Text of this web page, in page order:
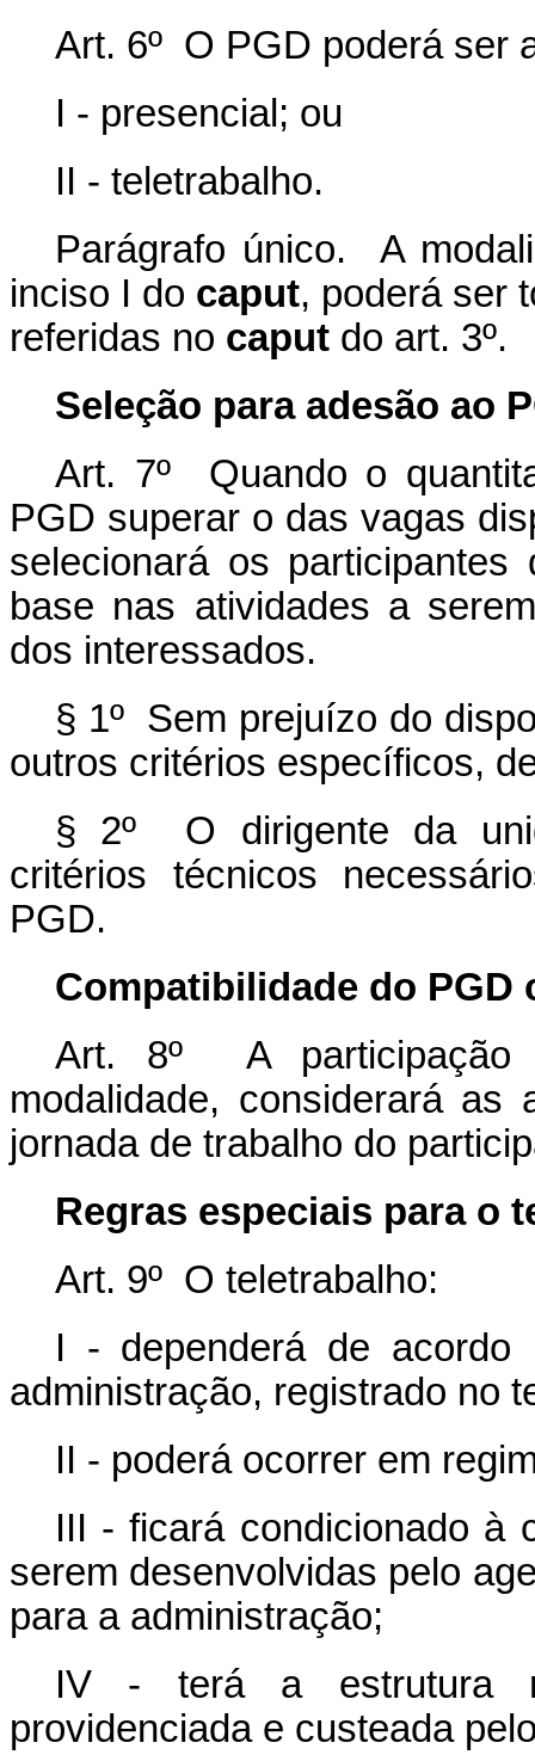
Art. 6º O PGD poderá ser
I - presencial; ou
II - teletrabalho.
Parágrafo único. A
inciso I do caput, poderá ser
referidas no caput do art. 3º.
Seleção para adesão ao
Art. 7º Quando o
PGD superar o das vagas
selecionará os
base nas atividades a
dos interessados.
§ 1º Sem prejuízo do
outros critérios específicos,
§ 2º O dirigente da
critérios técnicos
PGD.
Compatibilidade do PGD
Art. 8º A participação
modalidade, considerará
jornada de trabalho do
Regras especiais para o
Art. 9º O teletrabalho:
I - dependerá de
administração, registrado no
II - poderá ocorrer em
III - ficará condicionado à
serem desenvolvidas pelo
para a administração;
IV - terá a estrutura
providenciada e custeada